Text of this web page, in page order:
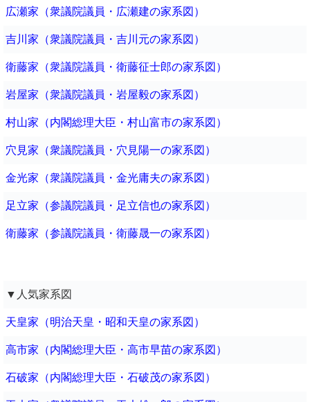
広瀬家（衆議院議員・広瀬建の家系図）
吉川家（衆議院議員・吉川元の家系図）
衛藤家（衆議院議員・衛藤征士郎の家系図）
岩屋家（衆議院議員・岩屋毅の家系図）
村山家（内閣総理大臣・村山富市の家系図）
穴見家（衆議院議員・穴見陽一の家系図）
金光家（衆議院議員・金光庸夫の家系図）
足立家（参議院議員・足立信也の家系図）
衛藤家（参議院議員・衛藤晟一の家系図）
▼人気家系図
天皇家（明治天皇・昭和天皇の家系図）
高市家（内閣総理大臣・高市早苗の家系図）
石破家（内閣総理大臣・石破茂の家系図）